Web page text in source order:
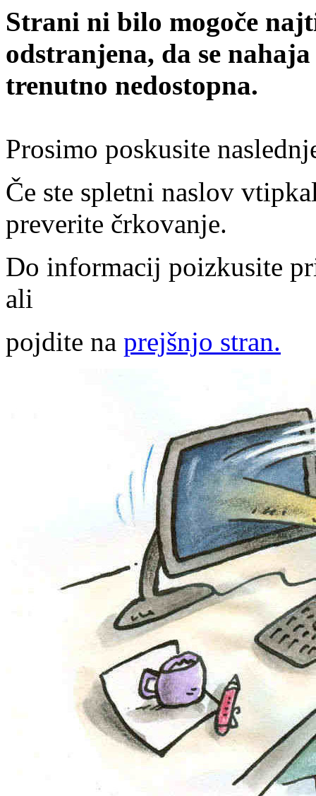
Strani ni bilo mogoče
odstranjena, da se
trenutno nedostopna.
Prosimo poskusite
Če ste spletni naslov
preverite črkovanje.
Do informacij poizkusite
ali
pojdite na prejšnjo stran.